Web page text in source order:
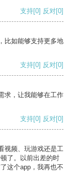
支持[0] 反对[0]
比如能够支持更多地
支持[0] 反对[0]
求，让我能够在工作
支持[0] 反对[0]
视频、玩游戏还是工
了。以前出差的时
这个app，我再也不